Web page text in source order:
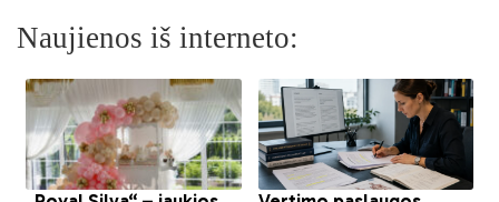
Naujienos iš interneto: